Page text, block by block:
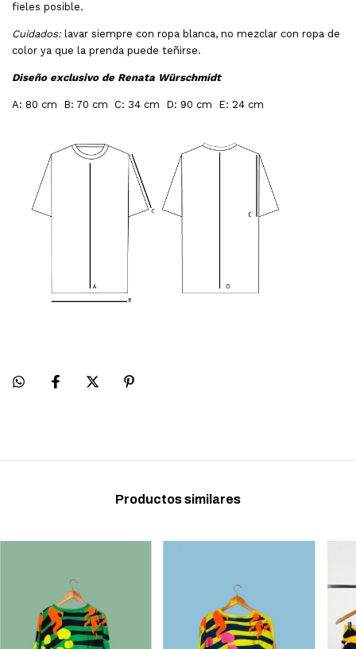
fieles posible.
Cuidados: lavar siempre con ropa blanca, no mezclar con ropa de
color ya que la prenda puede teñirse.
Diseño exclusivo de Renata Würschmidt
A: 80 cm B: 70 cm C: 34 cm D: 90 cm E: 24 cm
Productos similares